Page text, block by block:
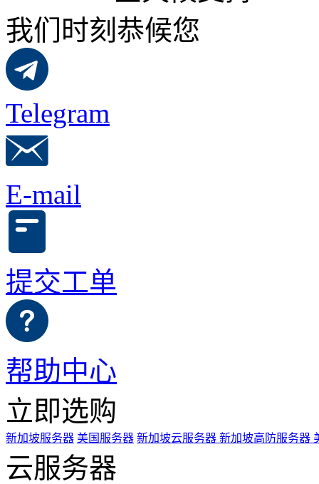
我们时刻恭候您
Telegram
E-mail
提交工单
帮助中心
立即选购
新加坡服务器 美国服务器 新加坡云服务器 新加坡高防服务器
云服务器